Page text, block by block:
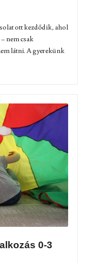
ott kezdődik, ahol
nem csak
látni. A gyerekünk
0-3